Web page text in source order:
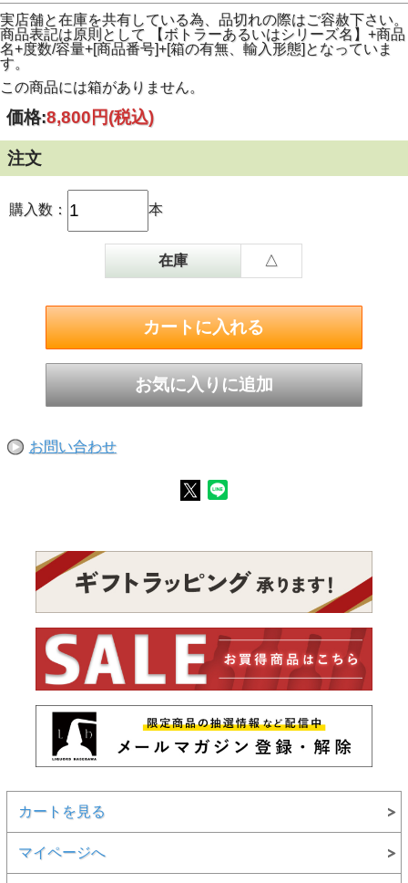
実店舗と在庫を共有している為、品切れの際はご容赦下さい。
商品表記は原則として 【ボトラーあるいはシリーズ名】+商品
名+度数/容量+[商品番号]+[箱の有無、輸入形態]となっていま
す。
この商品には箱がありません。
価格:8,800円(税込)
注文
購入数： 本
在庫 △
お問い合わせ
カートを見る
マイページへ